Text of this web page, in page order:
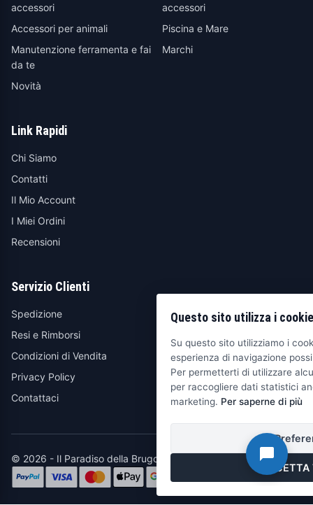
accessori
accessori
Accessori per animali
Piscina e Mare
Manutenzione ferramenta e fai
da te
Marchi
Novità
Link Rapidi
Chi Siamo
Contatti
Il Mio Account
I Miei Ordini
Recensioni
Servizio Clienti
Spedizione
Resi e Rimborsi
Condizioni di Vendita
Privacy Policy
Contattaci
© 2026 - Il Paradiso della Brugola
Questo sito utilizza i cookie
Su questo sito utilizziamo i
esperienza di navigazione
Per permetterti di utilizzare
per raccogliere dati statistici
marketing. Per saperne di più